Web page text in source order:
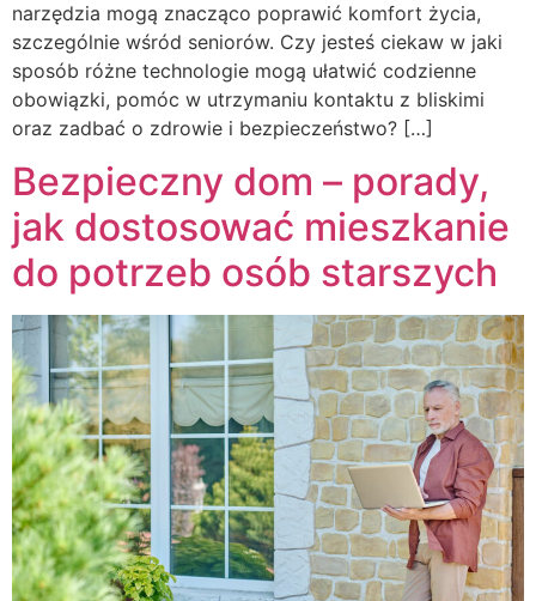
narzędzia mogą znacząco poprawić komfort życia,
szczególnie wśród seniorów. Czy jesteś ciekaw w jaki
sposób różne technologie mogą ułatwić codzienne
obowiązki, pomóc w utrzymaniu kontaktu z bliskimi
oraz zadbać o zdrowie i bezpieczeństwo? […]
Bezpieczny dom – porady,
jak dostosować mieszkanie
do potrzeb osób starszych